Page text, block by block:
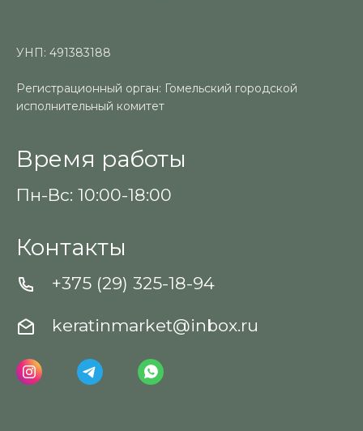
УНП: 491383188
Регистрационный орган: Гомельский городской
исполнительный комитет
Время работы
Пн-Вс: 10:00-18:00
Контакты
+375 (29) 325-18-94
keratinmarket@inbox.ru